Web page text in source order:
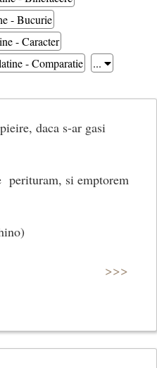
- Bucurie
- Caracter
- Comparatie ...
daca s-ar gasi
si emptorem
>>>